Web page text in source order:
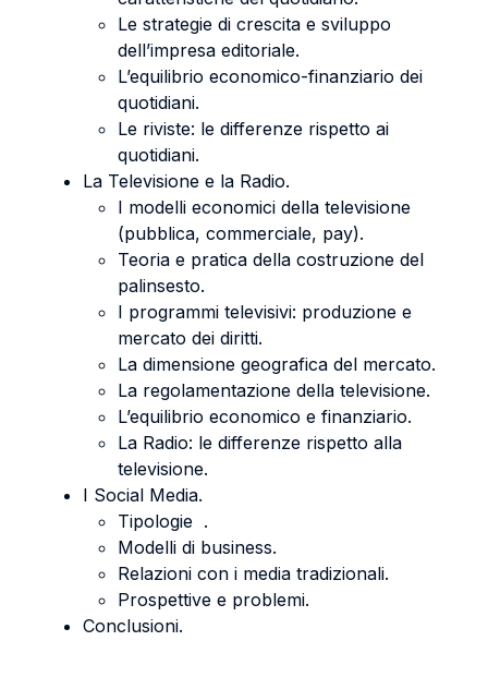
Le strategie di crescita e sviluppo
dell’impresa editoriale.
L’equilibrio economico-finanziario dei
quotidiani.
Le riviste: le differenze rispetto ai
quotidiani.
La Televisione e la Radio.
I modelli economici della televisione
(pubblica, commerciale, pay).
Teoria e pratica della costruzione del
palinsesto.
I programmi televisivi: produzione e
mercato dei diritti.
La dimensione geografica del mercato.
La regolamentazione della televisione.
L’equilibrio economico e finanziario.
La Radio: le differenze rispetto alla
televisione.
I Social Media.
Tipologie .
Modelli di business.
Relazioni con i media tradizionali.
Prospettive e problemi.
Conclusioni.